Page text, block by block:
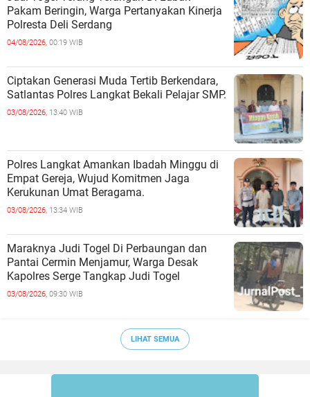
Pakam Beringin, Warga Pertanyakan Kinerja
Polresta Deli Serdang
04/08/2026, 00:19 WIB
Ciptakan Generasi Muda Tertib Berkendara,
Satlantas Polres Langkat Bekali Pelajar SMP.
03/08/2026, 13:40 WIB
Polres Langkat Amankan Ibadah Minggu di
Empat Gereja, Wujud Komitmen Jaga
Kerukunan Umat Beragama.
03/08/2026, 13:34 WIB
Maraknya Judi Togel Di Perbaungan dan
Pantai Cermin Menjamur, Warga Desak
Kapolres Serge Tangkap Judi Togel
03/08/2026, 09:30 WIB
LIHAT SEMUA